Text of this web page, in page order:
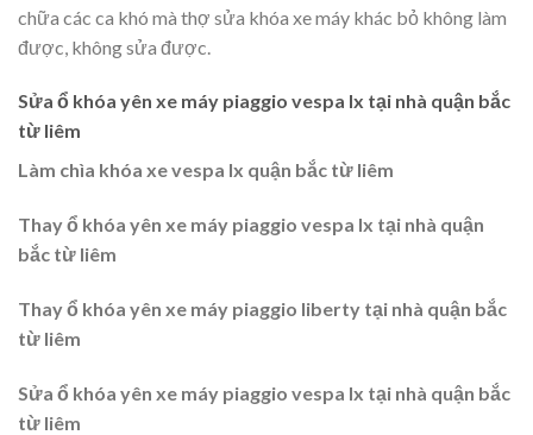
chữa các ca khó mà thợ sửa khóa xe máy khác bỏ không làm
được, không sửa được.
Sửa ổ khóa yên xe máy piaggio vespa lx tại nhà quận bắc
từ liêm
Làm chìa khóa xe vespa lx quận bắc từ liêm
Thay ổ khóa yên xe máy piaggio vespa lx tại nhà quận
bắc từ liêm
Thay ổ khóa yên xe máy piaggio liberty tại nhà quận bắc
từ liêm
Sửa ổ khóa yên xe máy piaggio vespa lx tại nhà quận bắc
từ liêm